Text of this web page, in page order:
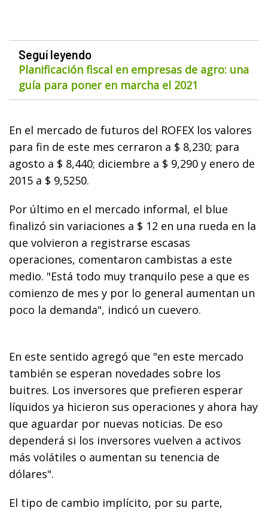
Seguí leyendo
Planificación fiscal en empresas de agro: una
guía para poner en marcha el 2021
En el mercado de futuros del ROFEX los valores
para fin de este mes cerraron a $ 8,230; para
agosto a $ 8,440; diciembre a $ 9,290 y enero de
2015 a $ 9,5250.
Por último en el mercado informal, el blue
finalizó sin variaciones a $ 12 en una rueda en la
que volvieron a registrarse escasas
operaciones, comentaron cambistas a este
medio. "Está todo muy tranquilo pese a que es
comienzo de mes y por lo general aumentan un
poco la demanda", indicó un cuevero.
En este sentido agregó que "en este mercado
también se esperan novedades sobre los
buitres. Los inversores que prefieren esperar
líquidos ya hicieron sus operaciones y ahora hay
que aguardar por nuevas noticias. De eso
dependerá si los inversores vuelven a activos
más volátiles o aumentan su tenencia de
dólares".
El tipo de cambio implícito, por su parte,